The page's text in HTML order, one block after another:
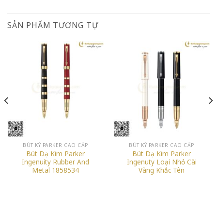
SẢN PHẨM TƯƠNG TỰ
BÚT KÝ PARKER CAO CẤP
Bút Dạ Kim Parker
Ingenuity Rubber And
Metal 1858534
BÚT KÝ PARKER CAO CẤP
Bút Dạ Kim Parker
Ingenuty Loại Nhỏ Cài
Vàng Khắc Tên